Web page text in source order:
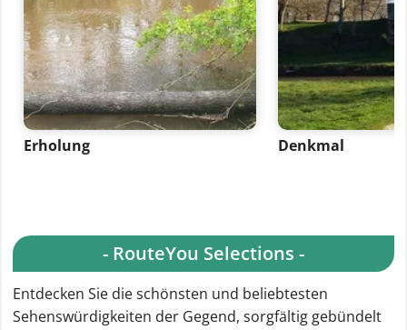
Erholung Denkmal
- RouteYou Selections -
Entdecken Sie die schönsten und beliebtesten
Sehenswürdigkeiten der Gegend, sorgfältig gebündelt